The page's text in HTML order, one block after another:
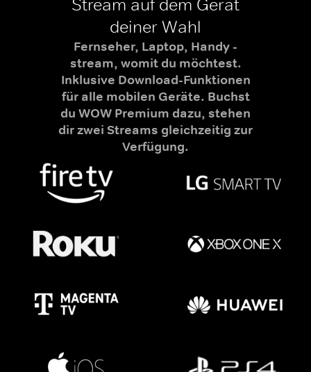
Stream auf dem Gerät
deiner Wahl
Fernseher, Laptop, Handy -
stream, womit du möchtest.
Inklusive Download-Funktionen
für alle mobilen Geräte. Buchst
du WOW Premium dazu, stehen
dir zwei Streams gleichzeitig zur
Verfügung.